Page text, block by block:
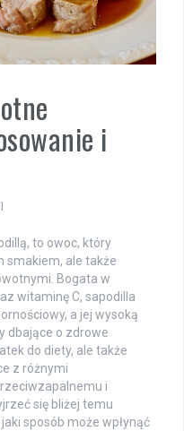
i
to owoc, który
smakiem, ale także
Bogata w
witaminę C, sapodilla
a jej wysoką
dbające o zdrowe
do diety, ale także
z różnymi
i
się bliżej temu
sposób może wpłynąć